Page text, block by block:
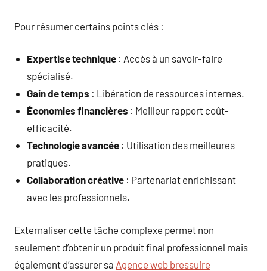
Pour résumer certains points clés :
Expertise technique : Accès à un savoir-faire
spécialisé.
Gain de temps : Libération de ressources internes.
Économies financières : Meilleur rapport coût-
efficacité.
Technologie avancée : Utilisation des meilleures
pratiques.
Collaboration créative : Partenariat enrichissant
avec les professionnels.
Externaliser cette tâche complexe permet non
seulement d’obtenir un produit final professionnel mais
également d’assurer sa Agence web bressuire